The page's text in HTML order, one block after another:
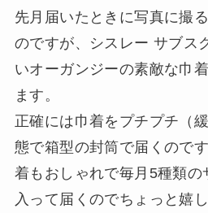
先月届いたときに写真に撮
のですが、シスレー サブス
いオーガンジーの素敵な巾
ます。
正確には巾着をプチプチ（
態で箱型の封筒で届くので
着もおしゃれで毎月5種類の
入って届くのでちょっと嬉し